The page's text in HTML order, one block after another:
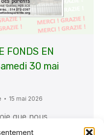
FONDS EN
30 mai
15 mai 2026
que nous
plus des résidents et